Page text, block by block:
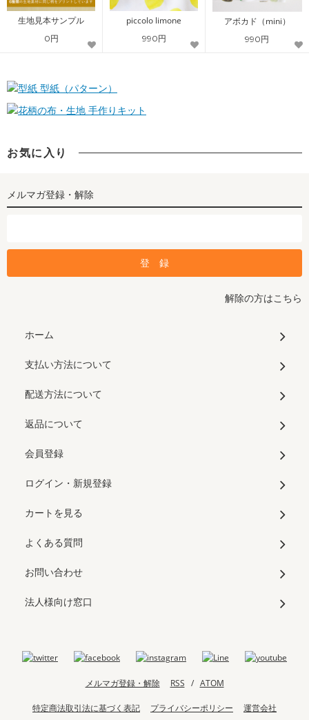
生地見本サンプル
0円
piccolo limone
990円
アボカド（mini）
990円
型紙（パターン）
手作りキット
お気に入り
メルマガ登録・解除
解除の方はこちら
ホーム
支払い方法について
配送方法について
返品について
会員登録
ログイン・新規登録
カートを見る
よくある質問
お問い合わせ
法人様向け窓口
メルマガ登録・解除 RSS / ATOM
特定商法取引法に基づく表記 プライバシーポリシー 運営会社